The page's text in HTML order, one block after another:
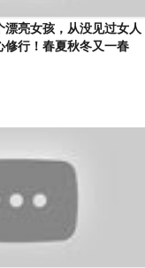
漂亮女孩，从没见过女人
修行！春夏秋冬又一春